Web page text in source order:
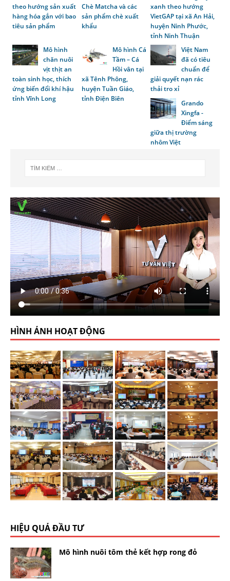
theo hướng sản xuất
hàng hóa gắn với bao
tiêu sản phẩm
Chè Matcha và các
sản phẩm chè xuất
khẩu
xanh theo hướng
VietGAP tại xã An Hải,
huyện Ninh Phước,
tỉnh Ninh Thuận
Mô hình
chăn nuôi
vịt thịt an
toàn sinh học, thích
ứng biến đổi khí hậu
tỉnh Vĩnh Long
Mô hình Cá
Tầm – Cá
Hồi vân tại
xã Tênh Phông,
huyện Tuần Giáo,
tỉnh Điện Biên
Việt Nam
đã có tiêu
chuẩn để
giải quyết nạn rác
thải tro xỉ
Grando
Xingfa -
Điểm sáng
giữa thị trường
nhôm Việt
HÌNH ẢNH HOẠT ĐỘNG
HIỆU QUẢ ĐẦU TƯ
Mô hình nuôi tôm thẻ kết hợp rong đỏ